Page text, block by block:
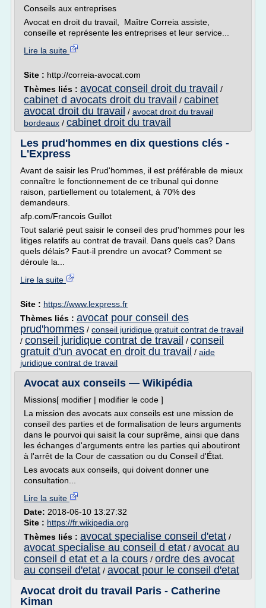
Conseils aux entreprises
Avocat en droit du travail, Maître Correia assiste,
conseille et représente les entreprises et leur service...
Lire la suite
Site : http://correia-avocat.com
Thèmes liés : avocat conseil droit du travail /
cabinet d avocats droit du travail / cabinet
avocat droit du travail / avocat droit du travail
bordeaux / cabinet droit du travail
Les prud'hommes en dix questions clés -
L'Express
Avant de saisir les Prud'hommes, il est préférable de mieux
connaître le fonctionnement de ce tribunal qui donne
raison, partiellement ou totalement, à 70% des
demandeurs.
afp.com/Francois Guillot
Tout salarié peut saisir le conseil des prud'hommes pour les
litiges relatifs au contrat de travail. Dans quels cas? Dans
quels délais? Faut-il prendre un avocat? Comment se
déroule la...
Lire la suite
Site : https://www.lexpress.fr
Thèmes liés : avocat pour conseil des
prud'hommes / conseil juridique gratuit contrat de travail
/ conseil juridique contrat de travail / conseil
gratuit d'un avocat en droit du travail / aide
juridique contrat de travail
Avocat aux conseils — Wikipédia
Missions[ modifier | modifier le code ]
La mission des avocats aux conseils est une mission de
conseil des parties et de formalisation de leurs arguments
dans le pourvoi qui saisit la cour suprême, ainsi que dans
les échanges d'arguments entre les parties qui aboutiront
à l'arrêt de la Cour de cassation ou du Conseil d'État.
Les avocats aux conseils, qui doivent donner une
consultation...
Lire la suite
Date: 2018-06-10 13:27:32
Site : https://fr.wikipedia.org
Thèmes liés : avocat specialise conseil d'etat /
avocat specialise au conseil d etat / avocat au
conseil d etat et a la cours / ordre des avocat
au conseil d'etat / avocat pour le conseil d'etat
Avocat droit du travail Paris - Catherine
Kiman